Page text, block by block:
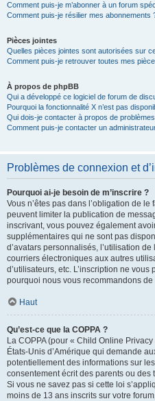
Comment puis-je m’abonner à un forum
Comment puis-je résilier mes abonnements
Pièces jointes
Quelles pièces jointes sont autorisées sur
Comment puis-je retrouver toutes mes
À propos de phpBB
Qui a développé ce logiciel de forum de
Pourquoi la fonctionnalité X n’est pas
Qui dois-je contacter à propos de
Comment puis-je contacter un
Problèmes de connexion et
Pourquoi ai-je besoin de m’inscrire ?
Vous n’êtes pas dans l’obligation de
peuvent limiter la publication de
inscrivant, vous pouvez également
supplémentaires qui ne sont pas
d’avatars personnalisés, l’utilisation
courriers électroniques aux autres
d’utilisateurs, etc. L’inscription ne vous
pourquoi nous vous recommandons de
Haut
Qu’est-ce que la COPPA ?
La COPPA (pour « Child Online
États-Unis d’Amérique qui demande
potentiellement des informations sur
consentement écrit des parents ou
Si vous ne savez pas si cette loi
moins de 13 ans inscrits sur votre